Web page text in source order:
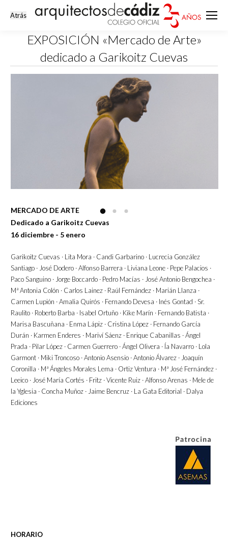
EXPOSICIÓN «Mercado de Arte»
dedicado a Garikoitz Cuevas
MERCADO DE ARTE
Dedicado a Garikoitz Cuevas
16 diciembre - 5 enero
Garikoitz Cuevas · Lita Mora · Candi Garbarino · Lucrecia González
Santiago · José Dodero · Alfonso Barrera · Liviana Leone · Pepe Palacios ·
Paco Sanguino · Jorge Boccardo · Pedro Macías · José Antonio Bengochea ·
Mª Antonia Colón · Carlos Lainez · Raúl Fernández · Marián Llanza ·
Carmen Lupión · Amalia Quirós · Fernando Devesa · Inés Gontad · Sr.
Raulito · Roberto Barba · Isabel Ortuño · Kike Marín · Fernando Batista ·
Marisa Bascuñana · Enma Lápiz · Cristina López · Fernando García
Durán · Karmen Enderes · Mariví Sáenz · Enrique Cabanillas · Ángel
Prada · Pilar López · Carmen Guerrero · Ángel Olivera · Ía Navarro · Lola
Garmont · Miki Troncoso · Antonio Asensio · Antonio Álvarez · Joaquín
Coronilla · Mª Ángeles Morales Lema · Ortiz Ventura · Mª José Fernández ·
Leeico · José María Cortés · Fritz · Vicente Ruiz · Alfonso Arenas · Mele de
la Yglesia · Concha Muñoz · Jaime Bencruz · La Gata Editorial · Dalya
Ediciones
HORARIO